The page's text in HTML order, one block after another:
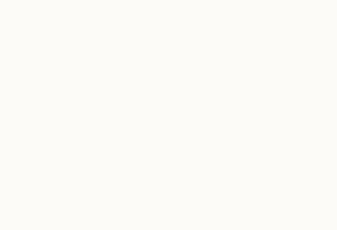
954). Kunden har lisensiert bruksrett til løsningen.
mat (rekesmørbrød, karbonader) i Os og Bjørnafjorden. Bestill
Vi smører fersk lunsj hver morgen: Baguetter med kylling,